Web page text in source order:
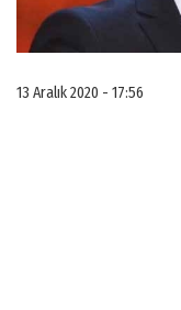
13 Aralık 2020 - 17:56